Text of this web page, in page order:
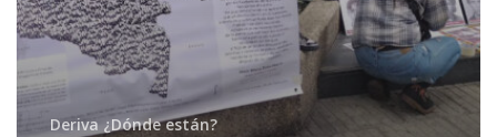
Deriva ¿Dónde están?